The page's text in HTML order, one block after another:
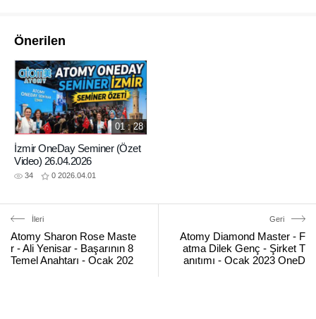
Önerilen
İzmir OneDay Seminer (Özet
Video) 26.04.2026
34 0 2026.04.01
01 : 28
İleri
Atomy Sharon Rose Maste
r - Ali Yenisar - Başarının 8
Temel Anahtarı - Ocak 202
Geri
Atomy Diamond Master - F
atma Dilek Genç - Şirket T
anıtımı - Ocak 2023 OneD